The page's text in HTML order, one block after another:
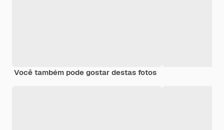
Você também pode gostar destas fotos